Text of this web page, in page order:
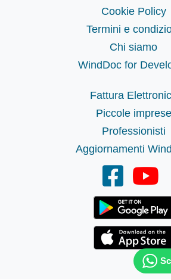
Cookie Policy
Termini e
Chi siamo
WindDoc for
Fattura
Piccole imprese
Professionisti
Aggiornamenti